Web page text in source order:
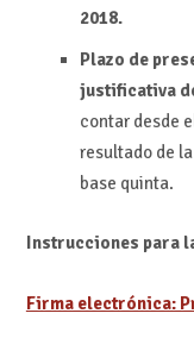
2018.
Plazo de
justificativa
contar desde
resultado de
base quinta.
Instrucciones para
Firma electrónica: